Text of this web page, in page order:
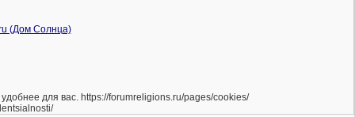
для вас. https://forumreligions.ru/pages/cookies/